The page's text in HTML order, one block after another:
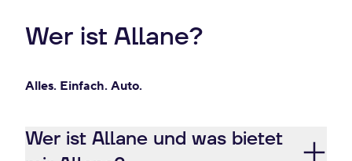
Wer ist Allane?
Alles. Einfach. Auto.
Wer ist Allane und was bietet